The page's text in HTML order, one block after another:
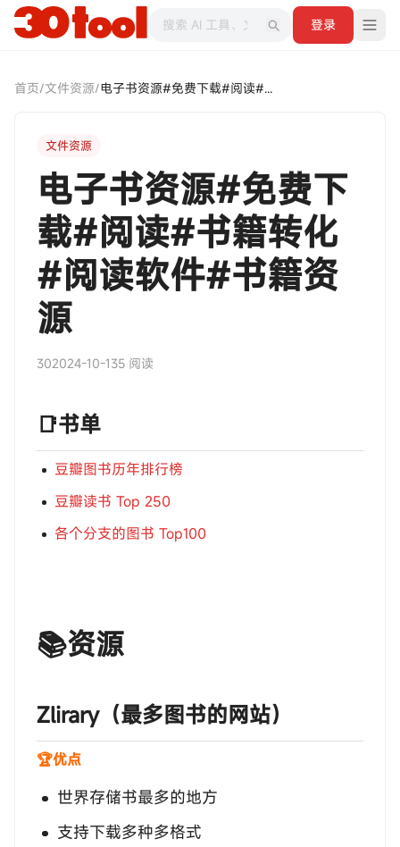
登录
首页/文件资源/ 电子书资源#免费下载#阅读#书籍转化#阅读软件#书籍资源
文件资源
电子书资源#免费下
载#阅读#书籍转化
#阅读软件#书籍资
源
302024-10-135 阅读
📑书单
豆瓣图书历年排行榜
豆瓣读书 Top 250
各个分支的图书 Top100
📚资源
‎‎‎‎‎‎‎ㅤZlirary（最多图书的网站）
🏆优点
世界存储书最多的地方
支持下载多种多格式